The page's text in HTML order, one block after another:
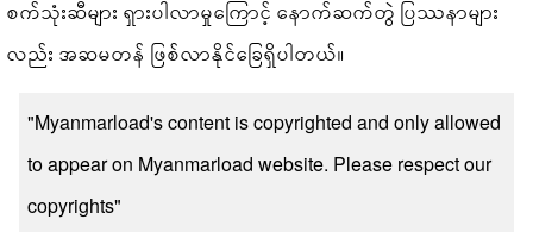
စက်သုံးဆီများ ရှားပါလာမှုကြောင့် နောက်ဆက်တွဲ ပြဿနာများ
လည်း အဆမတန် ဖြစ်လာနိုင်ခြေရှိပါတယ်။
"Myanmarload's content is copyrighted and only allowed
to appear on Myanmarload website. Please respect our
copyrights"